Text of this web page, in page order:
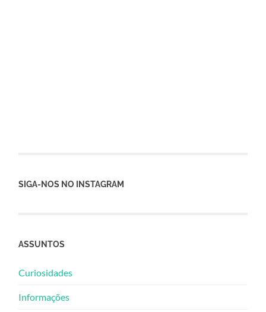
SIGA-NOS NO INSTAGRAM
ASSUNTOS
Curiosidades
Informações